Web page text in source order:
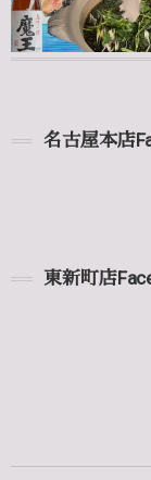
名古屋本店
東新町店